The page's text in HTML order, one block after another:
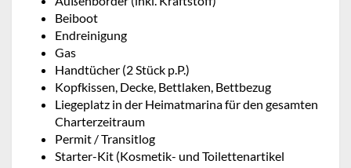
Beiboot
Endreinigung
Gas
Handtücher (2 Stück p.P.)
Kopfkissen, Decke, Bettlaken, Bettbezug
Liegeplatz in der Heimatmarina für den gesamten
Charterzeitraum
Permit / Transitlog
Starter-Kit (Kosmetik- und Toilettenartikel